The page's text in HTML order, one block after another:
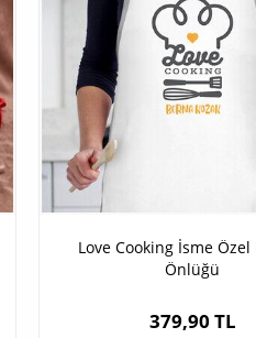
Love Cooking İsme
Önlüğü
379,90 TL